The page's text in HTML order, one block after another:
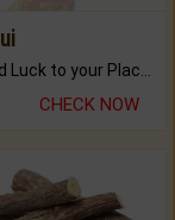
CHECK NOW